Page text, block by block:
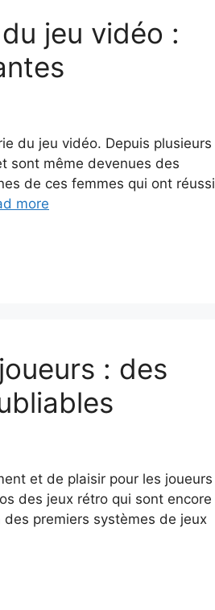
jeu vidéo :
du jeu vidéo. Depuis plusieurs
sont même devenues des
de ces femmes qui ont réussi
more
: des
et de plaisir pour les joueurs
des jeux rétro qui sont encore
des premiers systèmes de jeux